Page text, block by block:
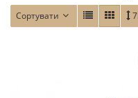
Сортувати